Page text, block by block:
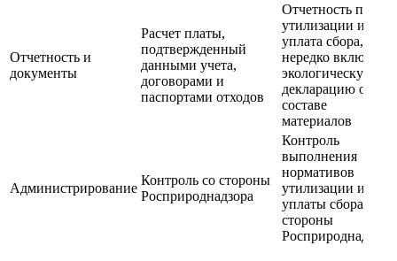
Отчетность и
документы
Расчет платы,
подтвержденный
данными учета,
договорами и
паспортами отходов
Отчетность по
утилизации или
уплата сбора,
нередко включая
экологическую
декларацию о
составе
материалов
Администрирование
Контроль со стороны
Росприроднадзора
Контроль
выполнения
нормативов
утилизации и
уплаты сбора со
стороны
Росприроднадзора